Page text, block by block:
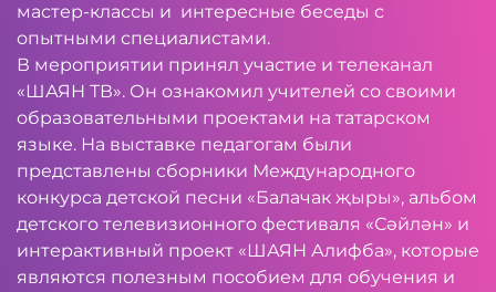
мастер-классы и интересные беседы с
опытными специалистами.
В мероприятии принял участие и телеканал
«ШАЯН ТВ». Он ознакомил учителей со своими
образовательными проектами на татарском
языке. На выставке педагогам были
представлены сборники Международного
конкурса детской песни «Балачак җыры», альбом
детского телевизионного фестиваля «Сәйлән» и
интерактивный проект «ШАЯН Алифба», которые
являются полезным пособием для обучения и